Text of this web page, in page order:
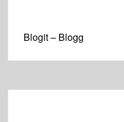
Blogit – Blogg